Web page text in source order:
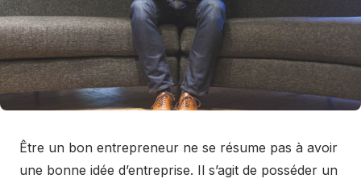
Être un bon entrepreneur ne se résume pas à avoir
une bonne idée d’entreprise. Il s’agit de posséder un